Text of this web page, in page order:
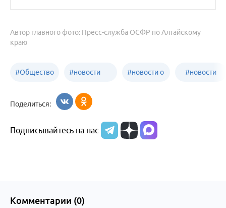
Автор главного фото: Пресс-служба ОСФР по Алтайскому
краю
#Общество #новости
образования
#новости о
Алтайского
#новости
Поделиться:
Подписывайтесь на нас
Комментарии (0)